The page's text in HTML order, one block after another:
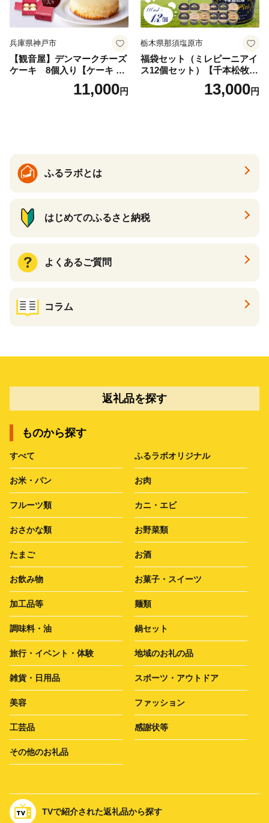
兵庫県神戸市
【観音屋】デンマークチーズ
ケーキ 8個入り【ケーキ チ
ーズケーキ 人気スイーツ お
すすめスイーツ 神戸スイー
11,000円
栃木県那須塩原市
福袋セット（ミレピーニアイ
ス12個セット）【千本松牧
場】 ns025-014-12 【デザー
ト 詰め合わせ ギフト】
13,000円
ふるラボとは
はじめてのふるさと納税
よくあるご質問
コラム
返礼品を探す
ものから探す
すべて ふるラボオリジナル
お米・パン お肉
フルーツ類 カニ・エビ
おさかな類 お野菜類
たまご お酒
お飲み物 お菓子・スイーツ
加工品等 麺類
調味料・油 鍋セット
旅行・イベント・体験 地域のお礼の品
雑貨・日用品 スポーツ・アウトドア
美容 ファッション
工芸品 感謝状等
その他のお礼品
TVで紹介された返礼品から探す